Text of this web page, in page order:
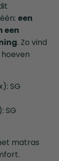
een
een
. Zo vind
SG
SG
matras